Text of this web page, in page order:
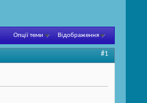
Опції теми Відображення
#1